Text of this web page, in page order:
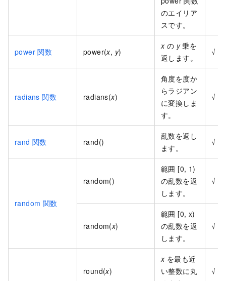
のエイリア
スです。
power 関数 power(x, y)
xの y乗を
返します。
√
radians 関数 radians(x)
角度を度か
らラジアン
に変換しま
す。
√
rand 関数 rand()
乱数を返し
ます。
√
random 関数
random()
範囲 [0, 1)
の乱数を返
します。
√
random(x)
範囲 [0, x)
の乱数を返
します。
√
round(x)
xを最も近
い整数に丸
√